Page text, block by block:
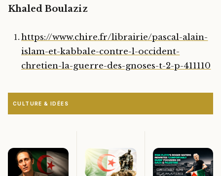
Khaled Boulaziz
https://www.chire.fr/librairie/pascal-alain-
islam-et-kabbale-contre-l-occident-
chretien-la-guerre-des-gnoses-t-2-p-411110
CULTURE & IDÉES